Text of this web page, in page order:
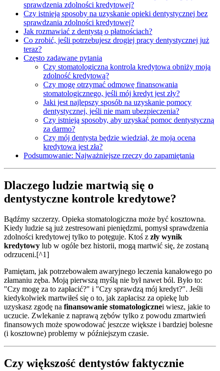
sprawdzenia zdolności kredytowej?
Czy istnieją sposoby na uzyskanie opieki dentystycznej bez
sprawdzania zdolności kredytowej?
Jak rozmawiać z dentystą o płatnościach?
Co zrobić, jeśli potrzebujesz drogiej pracy dentystycznej już
teraz?
Często zadawane pytania
Czy stomatologiczna kontrola kredytowa obniży moją
zdolność kredytową?
Czy mogę otrzymać odmowę finansowania
stomatologicznego, jeśli mój kredyt jest zły?
Jaki jest najlepszy sposób na uzyskanie pomocy
dentystycznej, jeśli nie mam ubezpieczenia?
Czy istnieją sposoby, aby uzyskać pomoc dentystyczną
za darmo?
Czy mój dentysta będzie wiedział, że moja ocena
kredytowa jest zła?
Podsumowanie: Najważniejsze rzeczy do zapamiętania
Dlaczego ludzie martwią się o
dentystyczne kontrole kredytowe?
Bądźmy szczerzy. Opieka stomatologiczna może być kosztowna.
Kiedy ludzie są już zestresowani pieniędzmi, pomysł sprawdzenia
zdolności kredytowej tylko to potęguje. Ktoś z zły wynik
kredytowy lub w ogóle bez historii, mogą martwić się, że zostaną
odrzuceni.[^1]
Pamiętam, jak potrzebowałem awaryjnego leczenia kanałowego po
złamaniu zęba. Moją pierwszą myślą nie był nawet ból. Było to:
"Czy mogę za to zapłacić?" i "Czy sprawdzą mój kredyt?". Jeśli
kiedykolwiek martwiłeś się o to, jak zapłacisz za opiekę lub
uzyskasz zgodę na finansowanie stomatologicznei wiesz, jakie to
uczucie. Zwlekanie z naprawą zębów tylko z powodu zmartwień
finansowych może spowodować jeszcze większe i bardziej bolesne
(i kosztowne) problemy w późniejszym czasie.
Czy większość dentystów faktycznie